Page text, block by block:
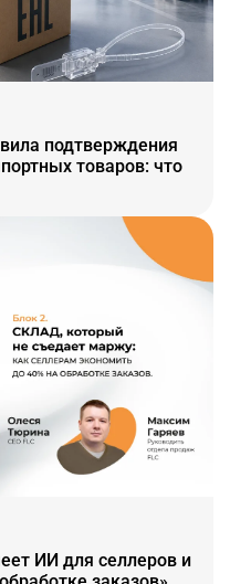
подтверждения
товаров: что
ИИ для селлеров и